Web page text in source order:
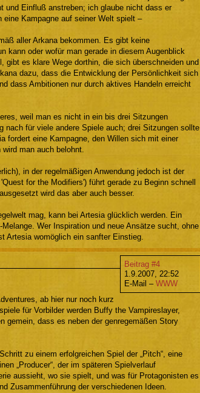
und Einfluß anstreben; ich glaube nicht dass er
Kampagne auf seiner Welt spielt –
aller Arkana bekommen. Es gibt keine
kann oder wofür man gerade in diesem Augenblick
gibt es klare Wege dorthin, die sich überschneiden und
dazu, dass die Entwicklung der Persönlichkeit sich
dass Ambitionen nur durch aktives Handeln erreicht
weil man es nicht in ein bis drei Sitzungen
nach für viele andere Spiele auch; drei Sitzungen sollte
fordert eine Kampagne, den Willen sich mit einer
man auch belohnt.
in der regelmäßigen Anwendung jedoch ist der
for the Modifiers') führt gerade zu Beginn schnell
wird das aber auch besser.
mag, kann bei Artesia glücklich werden. Ein
Wer Inspiration und neue Ansätze sucht, ohne
Artesia womöglich ein sanfter Einstieg.
Beitrag #4
1.9.2007, 22:52
E-Mail – WWW
ab hier nur noch kurz
für Vorbilder werden Buffy the Vampireslayer,
gemein, dass es neben der genregemäßen Story
zu einem erfolgreichen Spiel der „Pitch“, eine
„Producer“, der im späteren Spielverlauf
aussieht, wo sie spielt, und was für Protagonisten es
Zusammenführung der verschiedenen Ideen.